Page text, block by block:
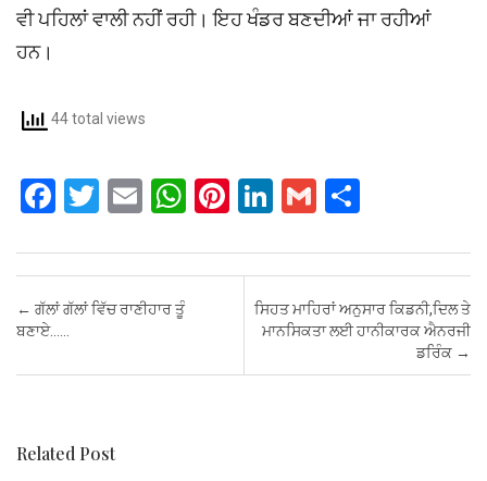
ਵੀ ਪਹਿਲਾਂ ਵਾਲੀ ਨਹੀਂ ਰਹੀ। ਇਹ ਖੰਡਰ ਬਣਦੀਆਂ ਜਾ ਰਹੀਆਂ
ਹਨ।
44 total views
F
ce
b
o
o
T
tt
er
E
ail
W
at
p
Pi
er
es
Li
ke
dI
n
G
ail ar
e
Post navigation
← ਗੱਲਾਂ ਗੱਲਾਂ ਵਿੱਚ ਰਾਣੀਹਾਰ ਤੂੰ
ਬਣਾਏ……
ਸਿਹਤ ਮਾਹਿਰਾਂ ਅਨੁਸਾਰ ਕਿਡਨੀ,ਦਿਲ ਤੇ
ਮਾਨਸਿਕਤਾ ਲਈ ਹਾਨੀਕਾਰਕ ਐਨਰਜੀ
ਡਰਿੰਕ →
Related Post